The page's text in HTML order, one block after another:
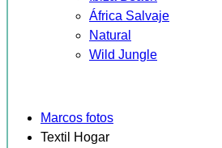
África Salvaje
Natural
Wild Jungle
Marcos fotos
Textil Hogar